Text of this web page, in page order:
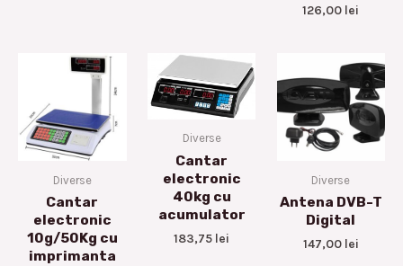
126,00 lei
Diverse
Cantar
electronic
10g/50Kg cu
imprimanta
Diverse
Cantar
electronic
40kg cu
acumulator
183,75 lei
Diverse
Antena DVB-T
Digital
147,00 lei